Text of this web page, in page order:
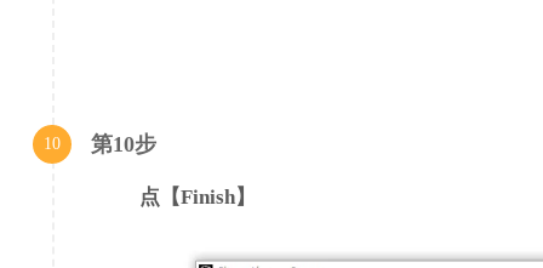
10 第10步
点【Finish】